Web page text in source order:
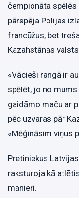
čempionāta
pārspēja Polijas
francūžus, bet
Kazahstānas
«Vācieši rangā ir
spēlēt, jo no
gaidāmo maču ar
pēc uzvaras pār
«Mēģināsim viņus
Pretiniekus
raksturoja kā
manieri.